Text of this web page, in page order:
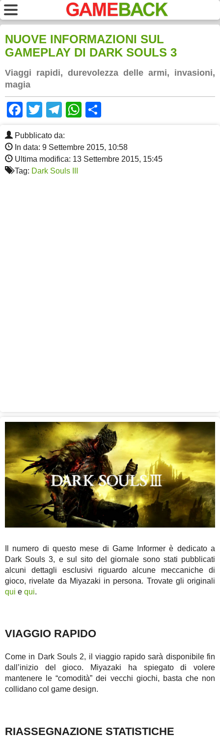
NUOVE INFORMAZIONI SUL
GAMEPLAY DI DARK SOULS 3
Viaggi rapidi, durevolezza delle armi, invasioni,
magia
Facebook
TwitterTelegram
WhatsApp
Pubblicato da:
In data: 9 Settembre 2015, 10:58
Ultima modifica: 13 Settembre 2015, 15:45
Tag: Dark Souls III
Il numero di questo mese di Game Informer è dedicato a
Dark Souls 3, e sul sito del giornale sono stati pubblicati
alcuni dettagli esclusivi riguardo alcune meccaniche di
gioco, rivelate da Miyazaki in persona. Trovate gli originali
qui e qui.
VIAGGIO RAPIDO
Come in Dark Souls 2, il viaggio rapido sarà disponibile fin
dall’inizio del gioco. Miyazaki ha spiegato di volere
mantenere le “comodità” dei vecchi giochi, basta che non
collidano col game design.
RIASSEGNAZIONE STATISTICHE